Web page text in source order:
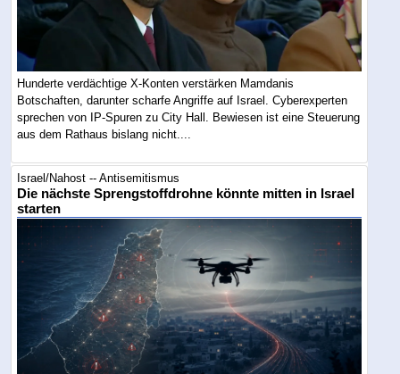
Hunderte verdächtige X-Konten verstärken Mamdanis
Botschaften, darunter scharfe Angriffe auf Israel. Cyberexperten
sprechen von IP-Spuren zu City Hall. Bewiesen ist eine Steuerung
aus dem Rathaus bislang nicht....
Israel/Nahost -- Antisemitismus
Die nächste Sprengstoffdrohne könnte mitten in Israel
starten